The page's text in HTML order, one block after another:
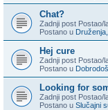
Chat?
Zadnji post Postao/
Postano u
Hej cure
Zadnji post Postao/
Postano u
Looking for
Zadnji post Postao/
Postano u Slučajni